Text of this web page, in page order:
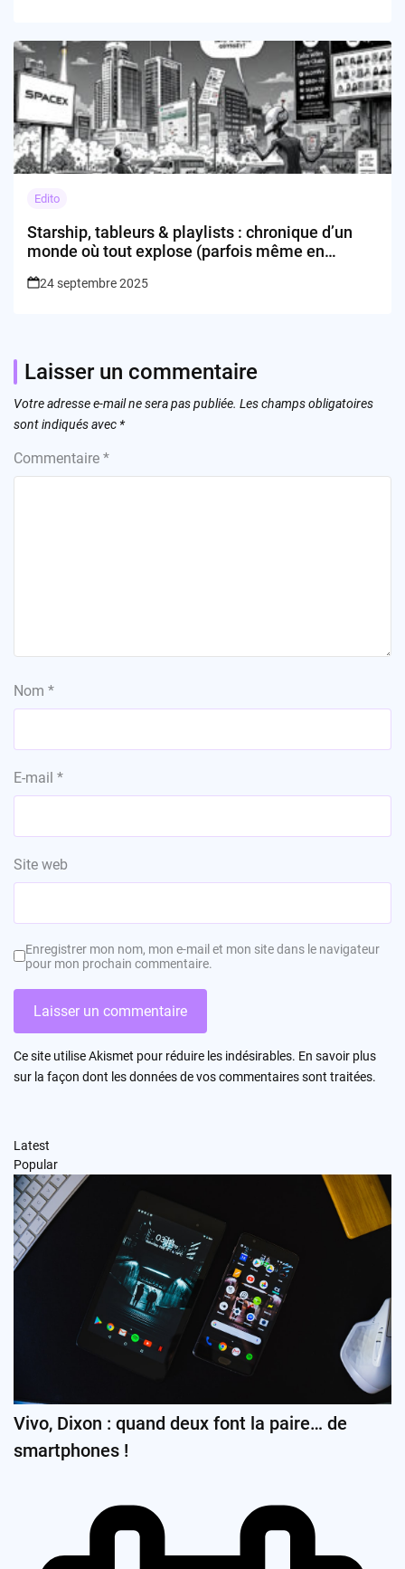
Edito
Starship, tableurs & playlists : chronique d’un
monde où tout explose (parfois même en
24 septembre 2025
Laisser un commentaire
Votre adresse e-mail ne sera pas publiée. Les champs obligatoires
sont indiqués avec *
Commentaire *
Nom *
E-mail *
Site web
Enregistrer mon nom, mon e-mail et mon site dans le navigateur
pour mon prochain commentaire.
Ce site utilise Akismet pour réduire les indésirables. En savoir plus
sur la façon dont les données de vos commentaires sont traitées.
Latest
Popular
Vivo, Dixon : quand deux font la paire… de
smartphones !